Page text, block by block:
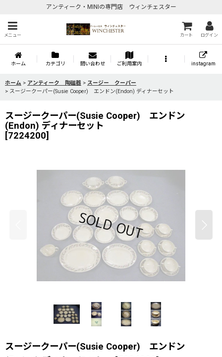
アンティーク・MINIの専門店 ウィンチェスター
メニュー カート ログイン
ホーム カテゴリ 問い合わせ ご利用案内 instagram
ホーム > アンティーク 陶磁器 > スージー クーパー
> スージークーパー(Susie Cooper) エンドン(Endon) ディナーセット
スージークーパー(Susie Cooper) エンドン
(Endon) ディナーセット
[7224200]
スージークーパー(Susie Cooper) エンドン